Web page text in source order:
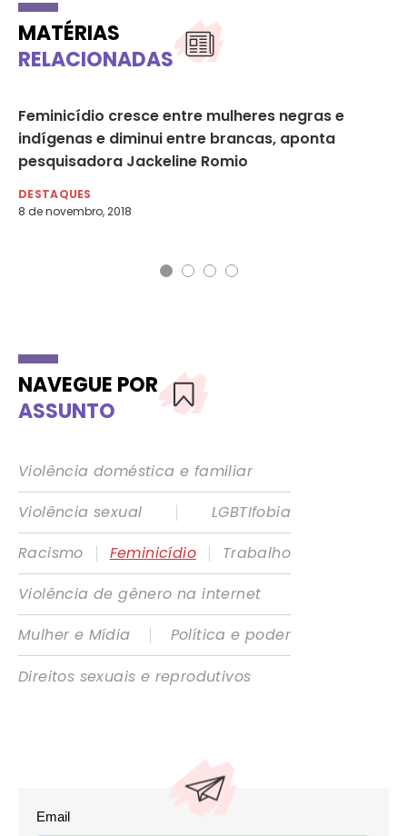
MATÉRIAS
RELACIONADAS
Feminicídio cresce entre mulheres negras e
indígenas e diminui entre brancas, aponta
pesquisadora Jackeline Romio
DESTAQUES
8 de novembro, 2018
NAVEGUE POR
ASSUNTO
Violência doméstica e familiar
Violência sexual
|
LGBTIfobia
Racismo
| Feminicídio |
Trabalho
Violência de gênero na internet
Mulher e Mídia
|
Política e poder
Direitos sexuais e reprodutivos